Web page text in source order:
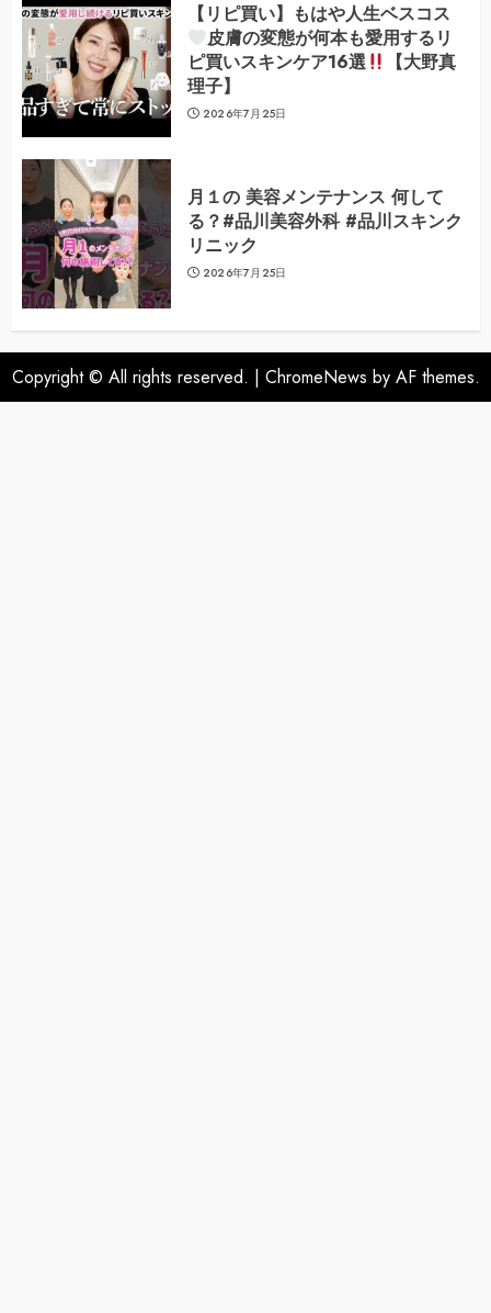
【リピ買い】もはや人生ベスコス
皮膚の変態が何本も愛用するリ
ピ買いスキンケア16選
【大野真
理子】
2026年7月25日
月１の 美容メンテナンス 何して
る？#品川美容外科 #品川スキンク
リニック
2026年7月25日
Copyright © All rights reserved. | ChromeNews by AF themes.